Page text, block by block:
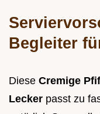
Begleiter
Diese Cremige
Lecker passt zu